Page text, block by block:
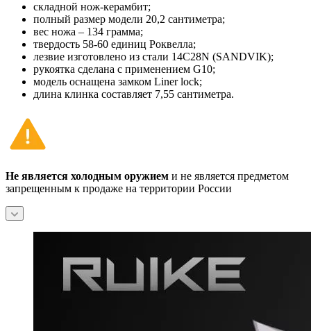
складной нож-керамбит;
полный размер модели 20,2 сантиметра;
вес ножа – 134 грамма;
твердость 58-60 единиц Роквелла;
лезвие изготовлено из стали 14C28N (SANDVIK);
рукоятка сделана с применением G10;
модель оснащена замком Liner lock;
длина клинка составляет 7,55 сантиметра.
Не является холодным оружием и не является предметом
запрещенным к продаже на территории России